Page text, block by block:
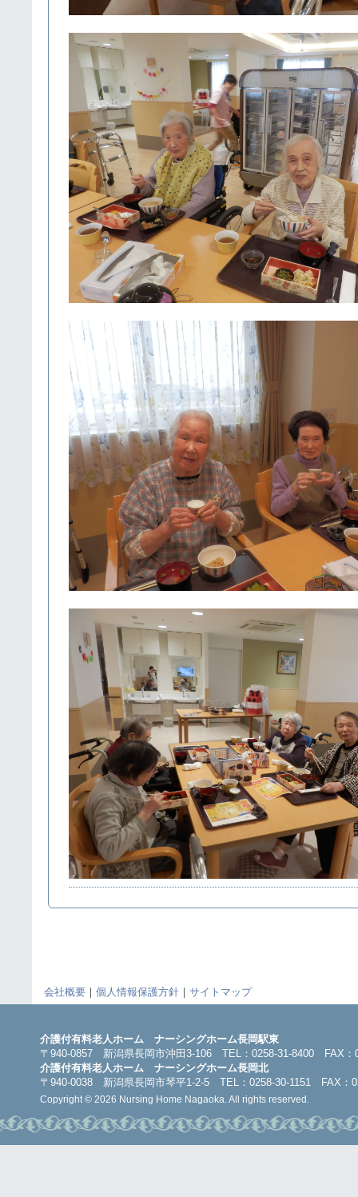
会社概要 ｜ 個人情報保護方針 ｜ サイトマップ
介護付有料老人ホーム ナーシングホーム長岡駅東
〒940-0857 新潟県長岡市沖田3-106 TEL：0258-31-8400 FAX：
介護付有料老人ホーム ナーシングホーム長岡北
〒940-0038 新潟県長岡市琴平1-2-5 TEL：0258-30-1151 FAX：
Copyright © 2026 Nursing Home Nagaoka. All rights reserved.